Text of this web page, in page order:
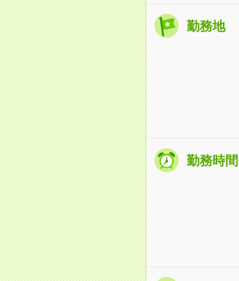
勤務地
勤務時間